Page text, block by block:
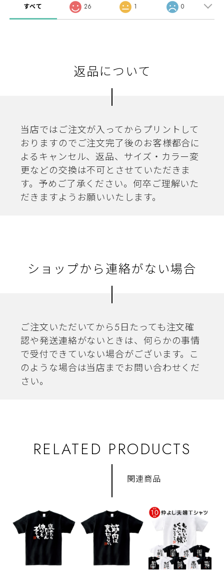
すべて 26 1 0
返品について
当店ではご注文が入ってからプリントして
おりますのでご注文完了後のお客様都合に
よるキャンセル、返品、サイズ・カラー変
更などの交換は不可とさせていただきま
す。予めご了承ください。何卒ご理解いた
だきますようお願いいたします。
ショップから連絡がない場合
ご注文いただいてから5日たっても注文確
認や発送連絡がないときは、何らかの事情
で受付できていない場合がございます。こ
のような場合は当店までお問い合わせくだ
さい。
RELATED PRODUCTS
関連商品